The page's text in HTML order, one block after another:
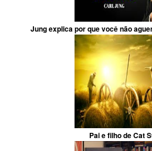
Jung explica por que você não
Pai e filho de Cat